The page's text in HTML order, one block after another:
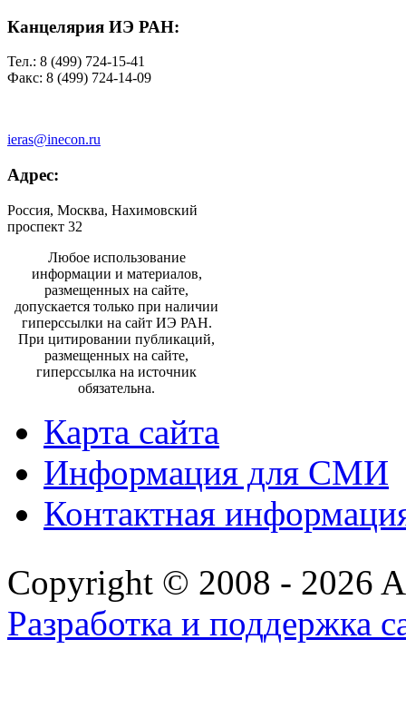
Канцелярия ИЭ РАН:
Тел.: 8 (499) 724-15-41
Факс: 8 (499) 724-14-09
ieras@inecon.ru
Адрес:
Россия, Москва, Нахимовский
проспект 32
Любое использование
информации и материалов,
размещенных на сайте,
допускается только при наличии
гиперссылки на сайт ИЭ РАН.
При цитировании публикаций,
размещенных на сайте,
гиперссылка на источник
обязательна.
Карта сайта
Информация для СМИ
Контактная
Copyright © 2008 - 2026
Разработка и поддержка